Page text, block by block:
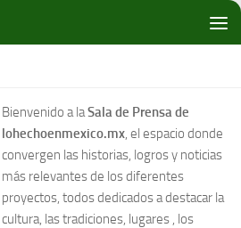
Bienvenido a laSala de Prensa de
lohechoenmexico.mx, el espacio donde
convergen las historias, logros y noticias
más relevantes de los diferentes
proyectos, todos dedicados a destacar la
cultura, las tradiciones, lugares , los